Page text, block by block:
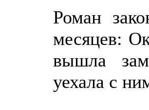
Роман
месяцев:
вышла
уехала с